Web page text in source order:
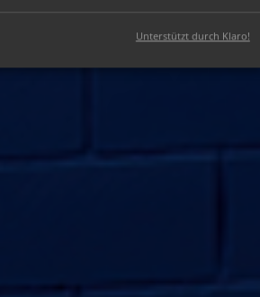
Unterstützt durch Klaro!